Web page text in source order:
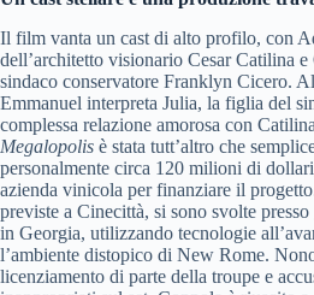
Il film vanta un cast di alto profilo, con
dell’architetto visionario Cesar Catilina
sindaco conservatore Franklyn Cicero.
Emmanuel interpreta Julia, la figlia del
complessa relazione amorosa con
Megalopolis è stata tutt’altro che
personalmente circa 120 milioni di
azienda vinicola per finanziare il
previste a Cinecittà, si sono svolte
in Georgia, utilizzando tecnologie
l’ambiente distopico di New Rome.
licenziamento di parte della troupe e